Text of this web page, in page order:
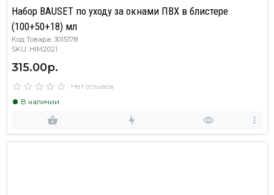
Набор BAUSET по уходу за окнами ПВХ в блистере
(100+50+18) мл
Код Товара: 3015178
SKU: HIM2021
315.00р.
Нет отзывов
В наличии